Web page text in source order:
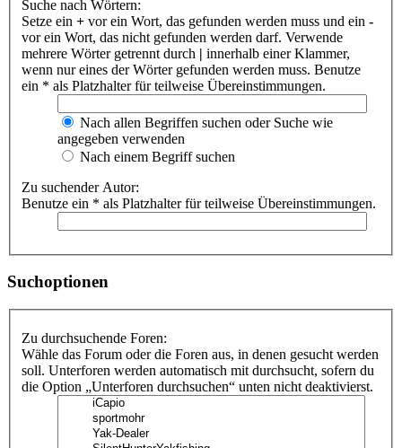
Suche nach Wörtern:
Setze ein + vor ein Wort, das gefunden werden muss und ein -
vor ein Wort, das nicht gefunden werden darf. Verwende
mehrere Wörter getrennt durch | innerhalb einer Klammer,
wenn nur eines der Wörter gefunden werden muss. Benutze
ein * als Platzhalter für teilweise Übereinstimmungen.
Nach allen Begriffen suchen oder Suche wie
angegeben verwenden
Nach einem Begriff suchen
Zu suchender Autor:
Benutze ein * als Platzhalter für teilweise Übereinstimmungen.
Suchoptionen
Zu durchsuchende Foren:
Wähle das Forum oder die Foren aus, in denen gesucht werden
soll. Unterforen werden automatisch mit durchsucht, sofern du
die Option „Unterforen durchsuchen“ unten nicht deaktivierst.